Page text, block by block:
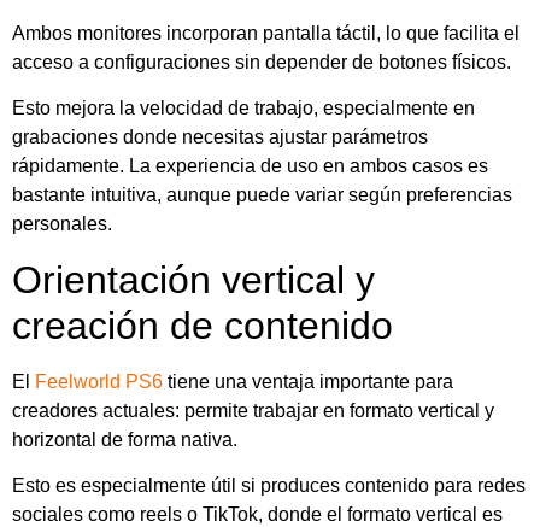
Ambos monitores incorporan pantalla táctil, lo que facilita el
acceso a configuraciones sin depender de botones físicos.
Esto mejora la velocidad de trabajo, especialmente en
grabaciones donde necesitas ajustar parámetros
rápidamente. La experiencia de uso en ambos casos es
bastante intuitiva, aunque puede variar según preferencias
personales.
Orientación vertical y
creación de contenido
El Feelworld PS6 tiene una ventaja importante para
creadores actuales: permite trabajar en formato vertical y
horizontal de forma nativa.
Esto es especialmente útil si produces contenido para redes
sociales como reels o TikTok, donde el formato vertical es